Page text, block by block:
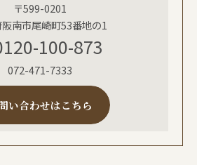
〒599-0201
南市尾崎町53番地の1
100-873
072-471-7333
い合わせはこちら